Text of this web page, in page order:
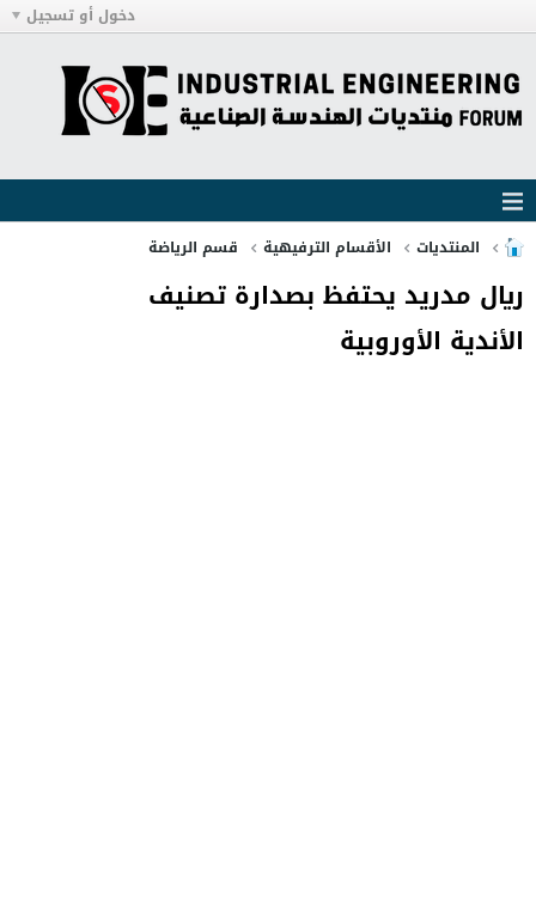
دخول أو تسجيل
المنتديات الأقسام الترفيهية قسم الرياضة
ريال مدريد يحتفظ بصدارة تصنيف
الأندية الأوروبية